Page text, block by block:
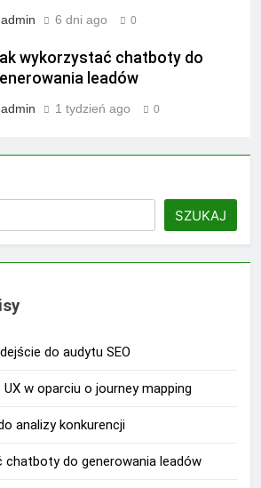
admin 6 dni ago 0
wykorzystać chatboty do
leadów
admin 1 tydzień ago 0
SZUKAJ
do audytu SEO
w oparciu o journey mapping
analizy konkurencji
chatboty do generowania leadów